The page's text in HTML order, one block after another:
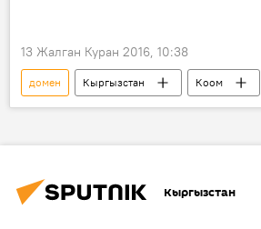
13 Жалган Куран 2016, 10:38
домен Кыргызстан
Коом
Жаңылыктар
интернет
Кыргызстан